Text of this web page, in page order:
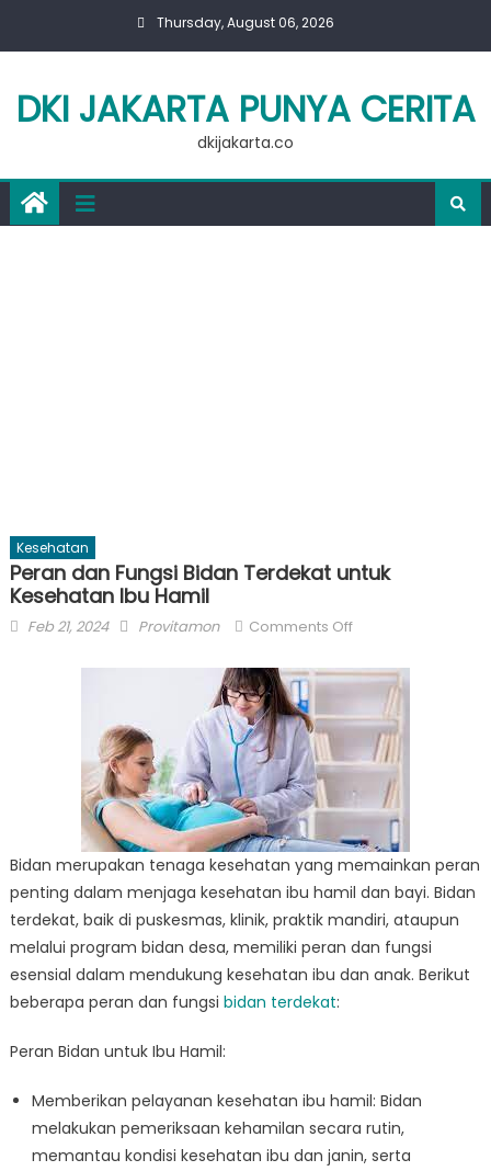
Thursday, August 06, 2026
DKI JAKARTA PUNYA CERITA
dkijakarta.co
Kesehatan
Peran dan Fungsi Bidan Terdekat untuk
Kesehatan Ibu Hamil
Posted
Feb 21, 2024 Author
Provitamon Comments Offon
dan
Fungsi
Bidan
Terdekat
untuk
Kesehatan
Hamil
Bidan merupakan tenaga kesehatan yang memainkan peran
penting dalam menjaga kesehatan ibu hamil dan bayi. Bidan
terdekat, baik di puskesmas, klinik, praktik mandiri, ataupun
melalui program bidan desa, memiliki peran dan fungsi
esensial dalam mendukung kesehatan ibu dan anak. Berikut
beberapa peran dan fungsi bidan terdekat:
Peran Bidan untuk Ibu Hamil:
Memberikan pelayanan kesehatan ibu hamil: Bidan
melakukan pemeriksaan kehamilan secara rutin,
memantau kondisi kesehatan ibu dan janin, serta